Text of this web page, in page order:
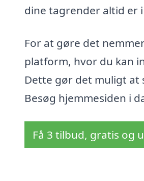
dine tagrender altid er
For at gøre det
platform, hvor du kan
Dette gør det muligt at
Besøg hjemmesiden i
Få 3 tilbud, gratis og